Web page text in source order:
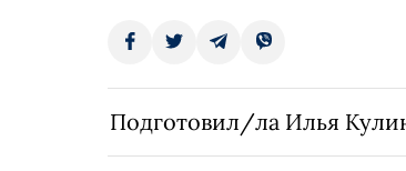
Подготовил/ла Илья